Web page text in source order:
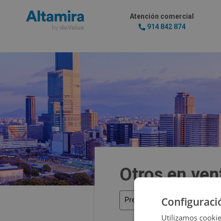
Atención comercial
914 842 874
Otros en
Precio
Utilizamos